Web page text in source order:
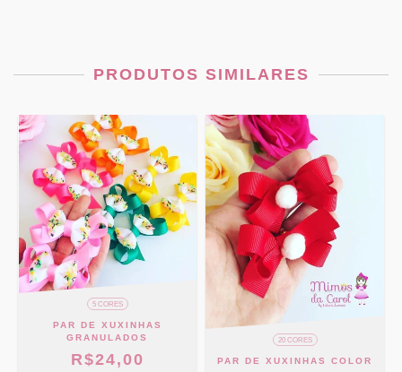
PRODUTOS SIMILARES
5 CORES
PAR DE XUXINHAS
GRANULADOS
R$24,00
20 CORES
PAR DE XUXINHAS COLOR